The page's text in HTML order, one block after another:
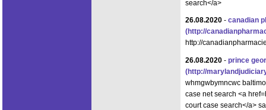
search</a>
26.08.2020 - canadian
(http://
http://
26.08.2020 - prince
(http://
whmgwbymncwc
case net search <a
court case search</a>